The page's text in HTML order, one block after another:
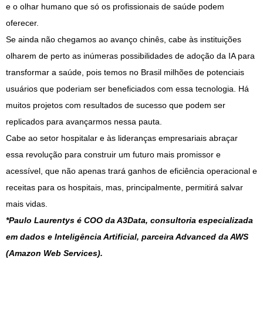
e o olhar humano que só os profissionais de saúde podem
oferecer.
Se ainda não chegamos ao avanço chinês, cabe às instituições
olharem de perto as inúmeras possibilidades de adoção da IA para
transformar a saúde, pois temos no Brasil milhões de potenciais
usuários que poderiam ser beneficiados com essa tecnologia. Há
muitos projetos com resultados de sucesso que podem ser
replicados para avançarmos nessa pauta.
Cabe ao setor hospitalar e às lideranças empresariais abraçar
essa revolução para construir um futuro mais promissor e
acessível, que não apenas trará ganhos de eficiência operacional e
receitas para os hospitais, mas, principalmente, permitirá salvar
mais vidas.
*Paulo Laurentys é COO da A3Data, consultoria especializada
em dados e Inteligência Artificial, parceira Advanced da AWS
(Amazon Web Services).